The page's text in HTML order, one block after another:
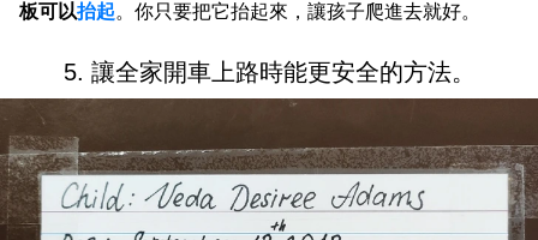
板可以抬起。你只要把它抬起來，讓孩子爬進去就好。
5. 讓全家開車上路時能更安全的方法。